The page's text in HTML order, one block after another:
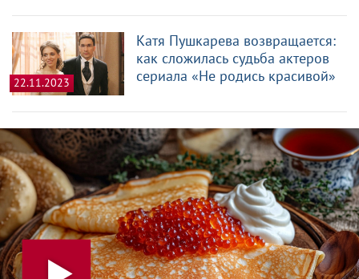
22.11.2023
Катя Пушкарева возвращается:
как сложилась судьба актеров
сериала «Не родись красивой»